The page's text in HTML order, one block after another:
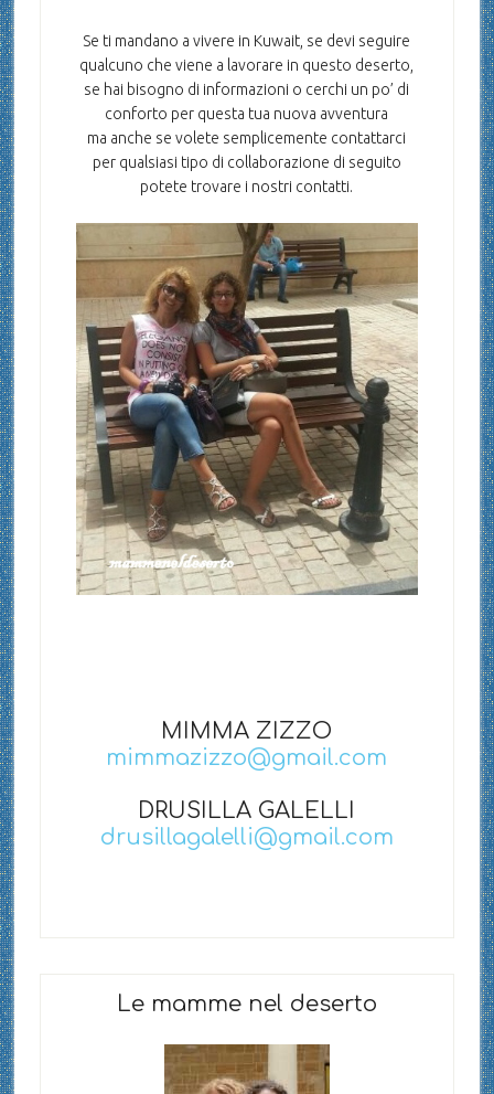
Se ti mandano a vivere in Kuwait, se devi seguire
qualcuno che viene a lavorare in questo deserto,
se hai bisogno di informazioni o cerchi un po’ di
conforto per questa tua nuova avventura
ma anche se volete semplicemente contattarci
per qualsiasi tipo di collaborazione di seguito
potete trovare i nostri contatti.
MIMMA ZIZZO
mimmazizzo@gmail.com
DRUSILLA GALELLI
drusillagalelli@gmail.com
Le mamme nel deserto